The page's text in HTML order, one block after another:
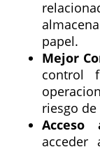
papel.
Mejor
control
riesgo
Acceso
acceder